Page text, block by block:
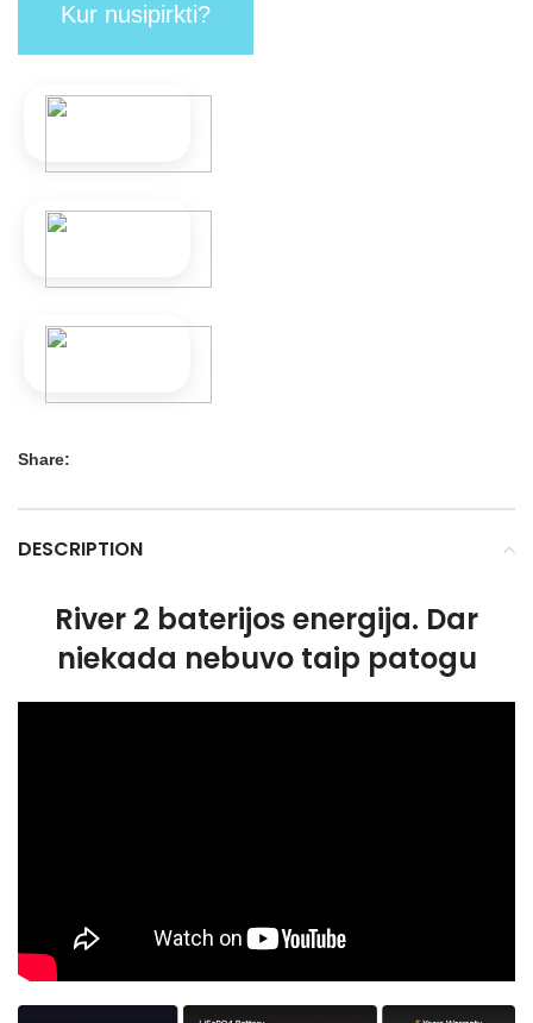
Kur nusipirkti?
Share:
DESCRIPTION
River 2 baterijos energija. Dar
niekada nebuvo taip patogu